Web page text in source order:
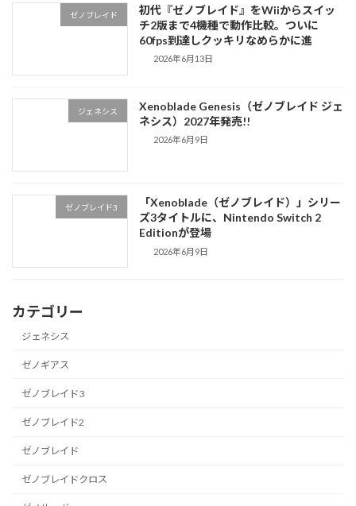
ゼノブレイド
初代『ゼノブレイド』をWiiからスイッ
チ2版まで4機種で動作比較。ついに
60fps到達しクッキリなめらかに進
2026年6月13日
ジェネシス
Xenoblade Genesis（ゼノブレイド ジェ
ネシス）2027年発売!!
2026年6月9日
ゼノブレイド3
「Xenoblade（ゼノブレイド）」シリー
ズ3タイトルに、Nintendo Switch 2
Editionが登場
2026年6月9日
カテゴリー
ジェネシス
ゼノギアス
ゼノブレイド3
ゼノブレイド2
ゼノブレイド
ゼノブレイドクロス